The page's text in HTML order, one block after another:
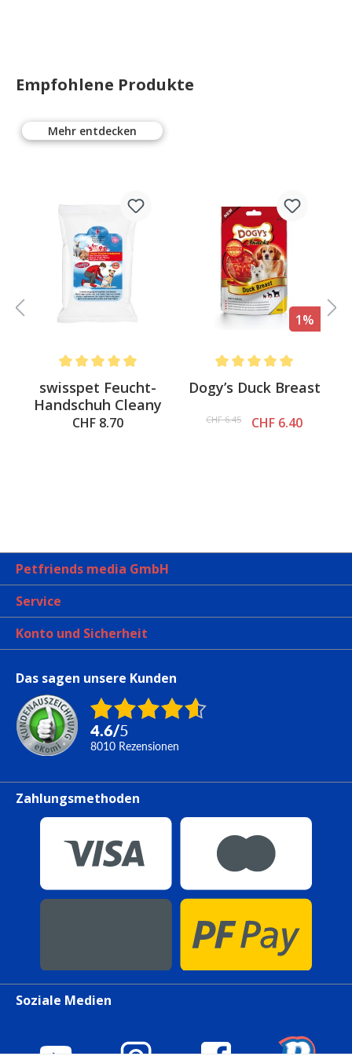
Empfohlene Produkte
Mehr entdecken
out of 5 starsAverage rating of 5 out of 5 stars
swisspet Feucht-
Handschuh Cleany
CHF 8.70
1%
Average rating of 5 out of
Dogy’s Duck Breast
CHF 6.45 CHF 6.40
Petfriends media GmbH
Service
Konto und Sicherheit
Das sagen unsere Kunden
4.6/5
8010 Rezensionen
Zahlungsmethoden
Soziale Medien